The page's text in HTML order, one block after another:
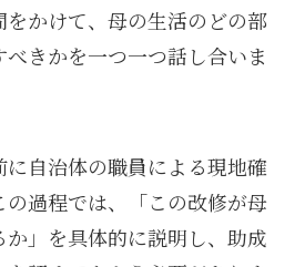
かけて、母の生活のどの部
きかを一つ一つ話し合いま
に自治体の職員による現地確
過程では、「この改修が母
」を具体的に説明し、助成